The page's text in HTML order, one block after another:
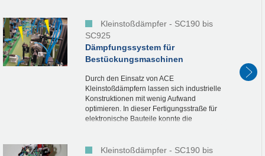
Kleinstoßdämpfer - SC190 bis
SC925
Dämpfungssystem für
Bestückungsmaschinen
Durch den Einsatz von ACE
Kleinstoßdämpfern lassen sich industrielle
Konstruktionen mit wenig Aufwand
optimieren. In dieser Fertigungsstraße für
elektronische Bauteile konnte die
Kleinstoßdämpfer - SC190 bis